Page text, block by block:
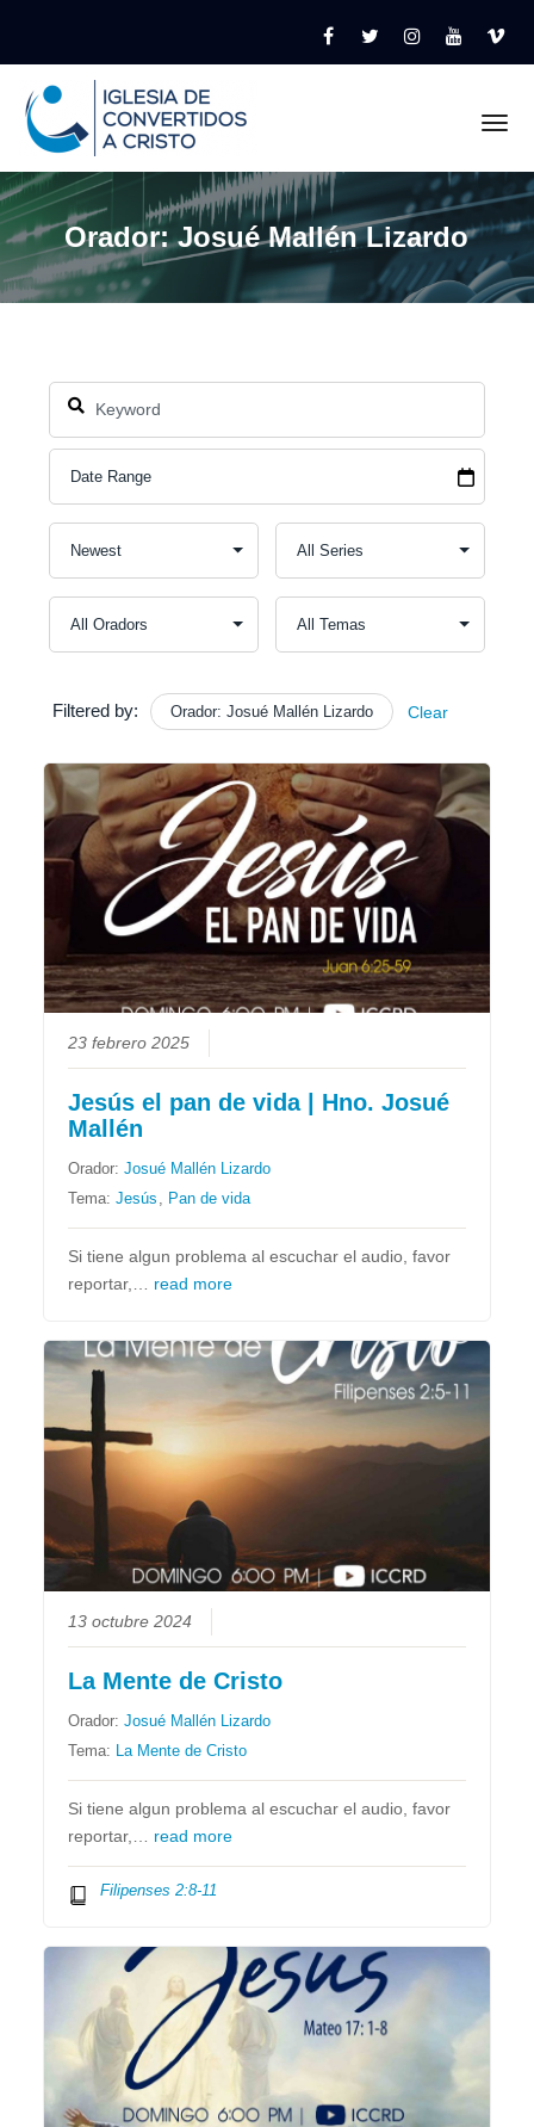
Orador: Josué Mallén Lizardo
Filtered by: Orador: Josué Mallén Lizardo Clear
23 febrero 2025
Jesús el pan de vida | Hno. Josué
Mallén
Orador:Josué Mallén Lizardo
Tema:Jesús , Pan de vida
Si tiene algun problema al escuchar el audio, favor
reportar,… read more
13 octubre 2024
La Mente de Cristo
Orador:Josué Mallén Lizardo
Tema:
La Mente de Cristo
Si tiene algun problema al escuchar el audio, favor
reportar,… read more
Filipenses 2:8-11